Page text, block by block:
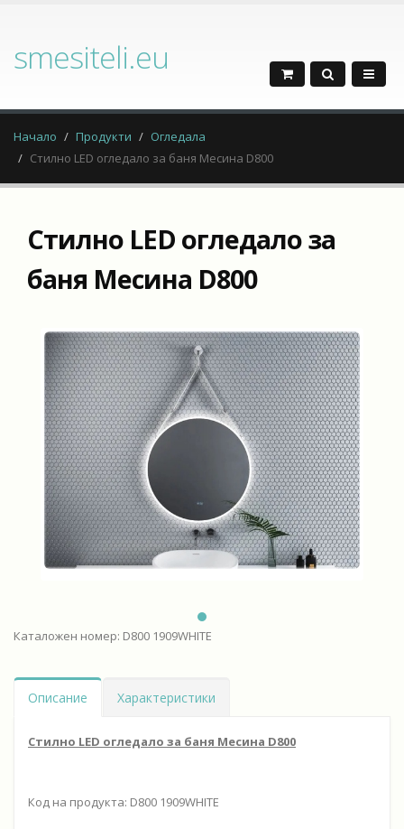
smesiteli.eu
Начало Продукти
Огледала
Стилно LED огледало за баня Месина D800
Стилно LED огледало за
баня Месина D800
Каталожен номер: D800 1909WHITE
Описание Характеристики
Стилно LED огледало за баня Месина D800
Код на продукта: D800 1909WHITE